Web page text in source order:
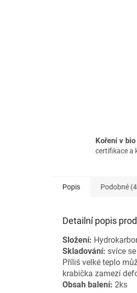
Koření v
certifikace a
Popis Podobné
Detailní popis
Složení:
Skladování: svíce
Příliš velké teplo
krabička zamezí
Obsah balení: 2ks